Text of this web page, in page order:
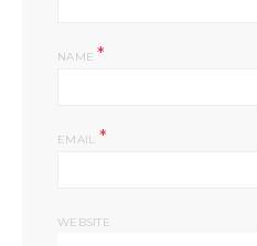
NAME *
EMAIL *
WEBSITE